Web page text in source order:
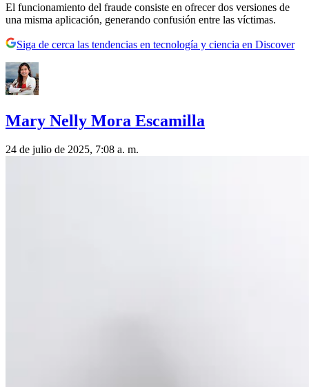
El funcionamiento del fraude consiste en ofrecer dos versiones de
una misma aplicación, generando confusión entre las víctimas.
Siga de cerca las tendencias en tecnología y ciencia en Discover
Mary Nelly Mora Escamilla
24 de julio de 2025, 7:08 a. m.